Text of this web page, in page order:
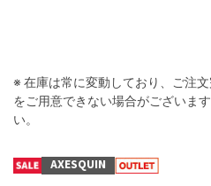
※ 在庫は常に変動しており、ご注
をご用意できない場合がございま
い。
AXESQUIN